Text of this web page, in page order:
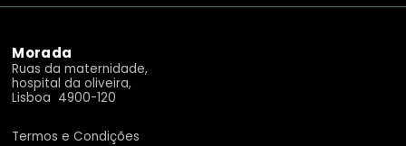
Morada
Ruas da maternidade,
hospital da oliveira,
Lisboa 4900-120
Termos e Condições